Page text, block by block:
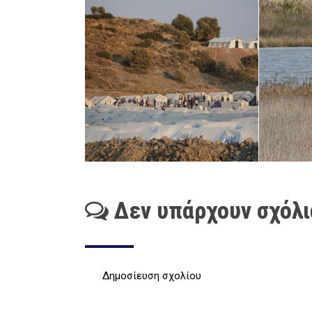
Δεν υπάρχουν
Δημοσίευση σχολίου